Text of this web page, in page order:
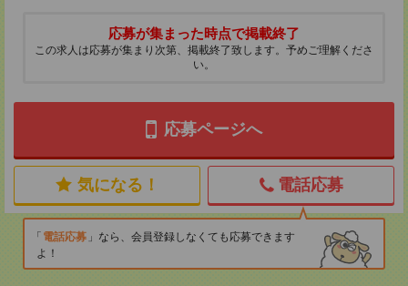
応募が集まった時点で掲載終了
この求人は応募が集まり次第、掲載終了致します。予めご理解くださ
い。
応募ページへ
気になる！ 電話応募
電話応募
なら、会員登録しなくても応募できます
よ！